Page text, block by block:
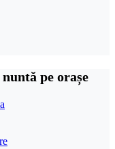
pe orașe